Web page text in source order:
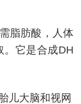
脂肪酸，人体
。它是合成DH
儿大脑和视网